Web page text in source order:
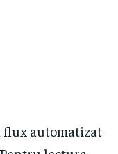
automatizat